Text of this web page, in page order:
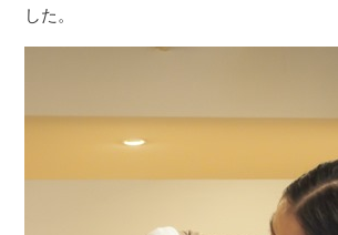
した。